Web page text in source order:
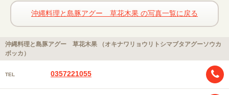
沖縄料理と島豚アグー 草花木果 の写真一覧に戻る
沖縄料理と島豚アグー 草花木果 （オキナワリョウリトシマブタアグーソウカ
ボッカ）
TEL 0357221055